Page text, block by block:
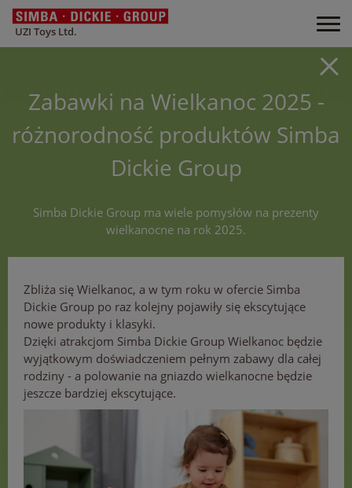
UZI Toys Ltd.
Zabawki na Wielkanoc 2025 -
różnorodność produktów Simba
Dickie Group
Simba Dickie Group ma wiele pomysłów na prezenty
wielkanocne na rok 2025.
Zbliża się Wielkanoc, a w tym roku w ofercie Simba
Dickie Group po raz kolejny pojawiły się ekscytujące
nowe produkty i klasyki.
Dzięki atrakcjom Simba Dickie Group Wielkanoc będzie
wyjątkowym doświadczeniem pełnym zabawy dla całej
rodziny - a polowanie na gniazdo wielkanocne będzie
jeszcze bardziej ekscytujące.